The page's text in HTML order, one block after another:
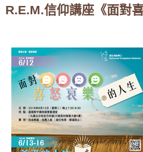
R.E.M.信仰講座《面對